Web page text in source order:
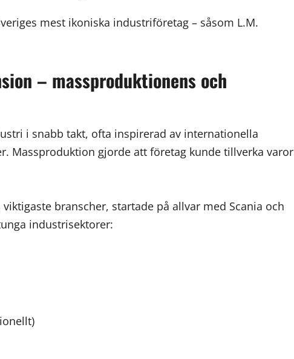
mest ikoniska industriföretag – såsom L.M.
– massproduktionens och
i snabb takt, ofta inspirerad av internationella
Massproduktion gjorde att företag kunde tillverka varor
viktigaste branscher, startade på allvar med Scania och
industrisektorer: